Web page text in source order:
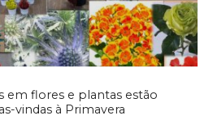
em flores e plantas estão
vindas à Primavera